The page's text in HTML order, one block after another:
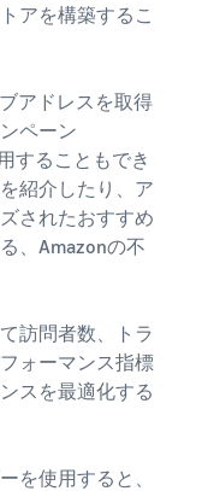
アを構築するこ
アドレスを取得
ペーン
することもでき
紹介したり、ア
されたおすすめ
、Amazonの不
訪問者数、トラ
ォーマンス指標
スを最適化する
を使用すると、